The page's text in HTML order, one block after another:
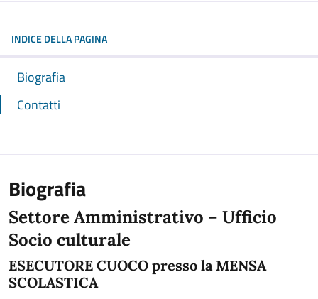
INDICE DELLA PAGINA
Biografia
Contatti
Biografia
Settore Amministrativo – Ufficio
Socio culturale
ESECUTORE CUOCO presso la MENSA
SCOLASTICA